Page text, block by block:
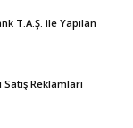
T.A.Ş. ile Yapılan
Reklamları